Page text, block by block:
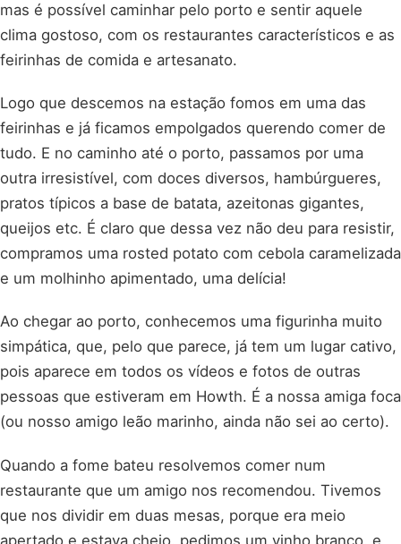
mas é possível caminhar pelo porto e sentir aquele
clima gostoso, com os restaurantes característicos e as
feirinhas de comida e artesanato.
Logo que descemos na estação fomos em uma das
feirinhas e já ficamos empolgados querendo comer de
tudo. E no caminho até o porto, passamos por uma
outra irresistível, com doces diversos, hambúrgueres,
pratos típicos a base de batata, azeitonas gigantes,
queijos etc. É claro que dessa vez não deu para resistir,
compramos uma rosted potato com cebola caramelizada
e um molhinho apimentado, uma delícia!
Ao chegar ao porto, conhecemos uma figurinha muito
simpática, que, pelo que parece, já tem um lugar cativo,
pois aparece em todos os vídeos e fotos de outras
pessoas que estiveram em Howth. É a nossa amiga foca
(ou nosso amigo leão marinho, ainda não sei ao certo).
Quando a fome bateu resolvemos comer num
restaurante que um amigo nos recomendou. Tivemos
que nos dividir em duas mesas, porque era meio
apertado e estava cheio, pedimos um vinho branco, e